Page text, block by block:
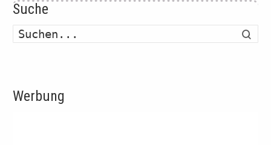
Suche
Werbung